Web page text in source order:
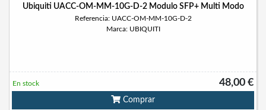
Ubiquiti UACC-OM-MM-10G-D-2 Modulo SFP+ Multi Modo
Referencia: UACC-OM-MM-10G-D-2
Marca: UBIQUITI
48,00 €
En stock
Comprar